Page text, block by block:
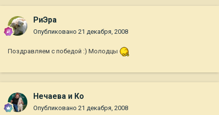
РиЭра
Опубликовано 21 декабря, 2008
Поздравляем с победой :) Молодцы
Нечаева и Ко
Опубликовано 21 декабря, 2008